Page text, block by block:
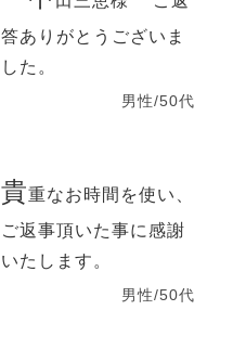
答ありがとうございま
した。
男性/50代
貴重なお時間を使い、
ご返事頂いた事に感謝
いたします。
男性/50代